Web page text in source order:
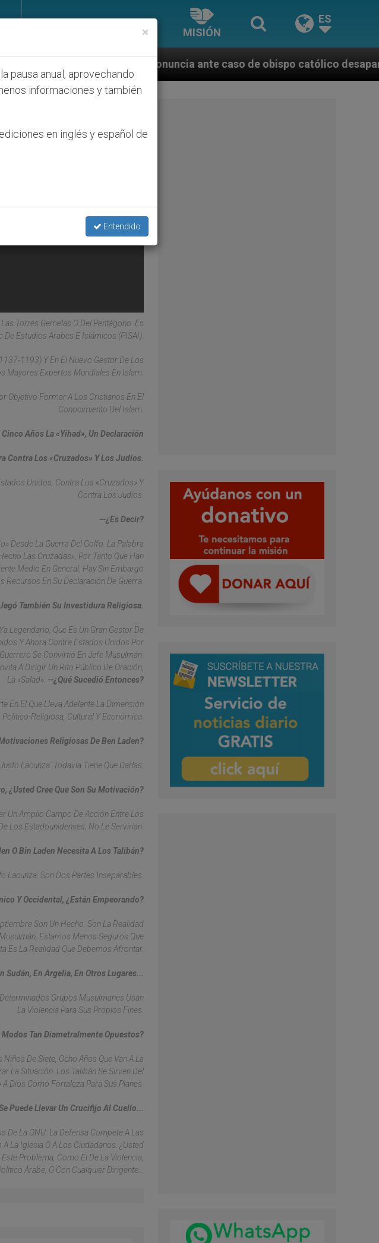
MISIÓN
ES
ONU se pronuncia ante caso de obispo católico desaparecido por la
Torres Gemelas O Del Pentágono: Es
Estudios Arabes E Islámicos (PISAI).
1193) Y En El Nuevo Gestor De Los
Mayores Expertos Mundiales En Islam.
Objetivo Formar A Los Cristianos En El
Conocimiento Del Islam.
Años La «yihad», Un Declaración
Contra Los «cruzados» Y Los Judíos.
Unidos, Contra Los «cruzados» Y
Contra Los Judíos.
--¿Es Decir?
Desde La Guerra Del Golfo. La Palabra
Las Cruzadas», Por Tanto Que Han
Medio En General. Hay Sin Embargo
Recursos En Su Declaración De Guerra.
También Su Investidura Religiosa.
Legendario, Que Es Un Gran Gestor De
Y Ahora Contra Estados Unidos Por
Se Convirtió En Jefe Musulmán.
A Dirigir Un Rito Público De Oración,
La «Salad». --¿Qué Sucedió Entonces?
En El Que Lleva Adelante La Dimensión
Politico-Religiosa, Cultural Y Económica.
Religiosas De Ben Laden?
Lacunza: Todavía Tiene Que Darlas.
¿usted Cree Que Son Su Motivación?
Un Amplio Campo De Acción Entre Los
Los Estadounidenses, No Le Servirían.
O Bin Laden Necesita A Los Talibán?
Lacunza: Son Dos Partes Inseparables.
Y Occidental, ¿están Empeorando?
Son Un Hecho. Son La Realidad
Estamos Menos Seguros Que
Es La Realidad Que Debemos Afrontar.
Sudán, En Argelia, En Otros Lugares...
Grupos Musulmanes Usan
La Violencia Para Sus Propios Fines.
Tan Diametralmente Opuestos?
De Siete, Ocho Años Que Van A La
La Situación. Los Talibán Se Sirven Del
Dios Como Fortaleza Para Sus Planes.
Puede Llevar Un Crucifijo Al Cuello...
De La ONU. La Defensa Compete A Las
La Iglesia O A Los Ciudadanos. ¿Usted
Problema, Como El De La Violencia,
Árabe, O Con Cualquier Dirigente...
×
pausa anual, aprovechando
informaciones y también
en inglés y español de
Entendido